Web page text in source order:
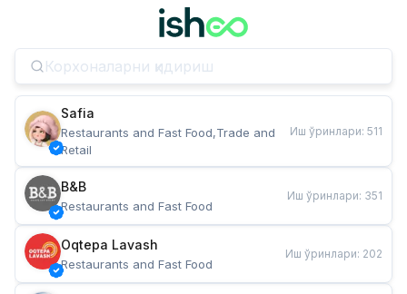
Safia
Restaurants and Fast Food,Trade and
Retail
Иш ўринлари: 511
B&B
Restaurants and Fast Food
Иш ўринлари: 351
Oqtepa Lavash
Restaurants and Fast Food
Иш ўринлари: 202